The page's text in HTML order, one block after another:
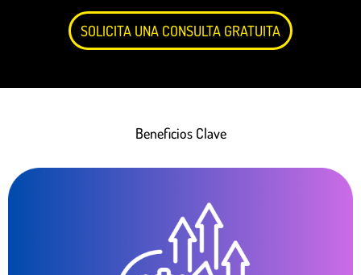
SOLICITA UNA CONSULTA GRATUITA
Beneficios Clave